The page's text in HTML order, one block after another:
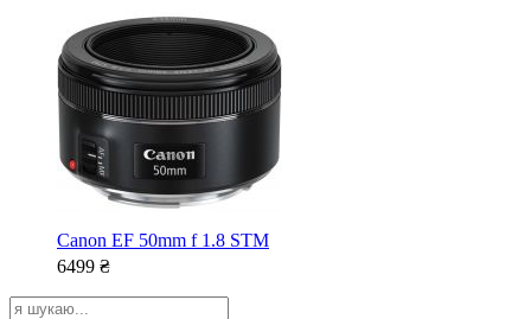
Canon EF 50mm f 1.8 STM
6499 ₴